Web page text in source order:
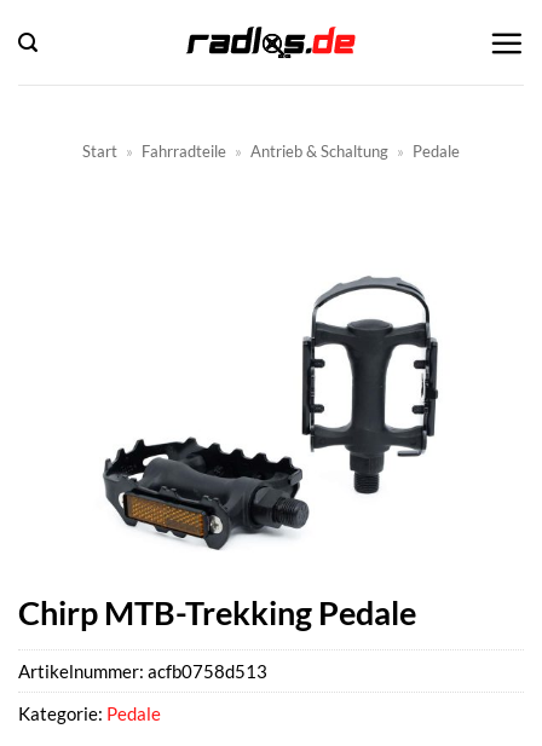
Inhalt
springen
Start » Fahrradteile » Antrieb & Schaltung » Pedale
Chirp MTB-Trekking Pedale
Artikelnummer: acfb0758d513
Kategorie: Pedale